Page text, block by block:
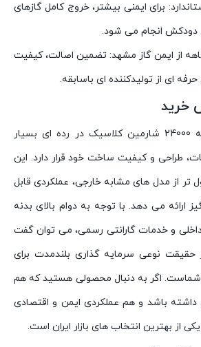
برای ایمنی بیشتر، خروج کامل گازهای
دودکش انجام می شود.
معتبر ۱۲ ماهه از ایمن گاز مشهد: تضمین اصالت، کیفیت
ای از تولیدکننده ای باسابقه.
خرید
از نظر قیمتی، شومینه 24000 شارمین کلاسیک در رده ای بسیار
طراحی و کیفیت ساخت خود قرار دارد. این
تر از مدل های مشابه خارجی، عملکردی قابل
ارائه می دهد. با توجه به دوام بالای بدنه
و خدمات گارانتی رسمی، می توان گفت
نوعی سرمایه گذاری بلندمدت برای
اگر به دنبال محصولی هستید که هم
باشد و هم عملکردی ایمن و اقتصادی
از بهترین انتخاب های بازار ایران است.